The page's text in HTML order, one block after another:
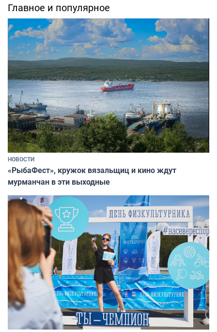
Главное и популярное
НОВОСТИ
«РыбаФест», кружок вязальщиц и кино ждут
мурманчан в эти выходные